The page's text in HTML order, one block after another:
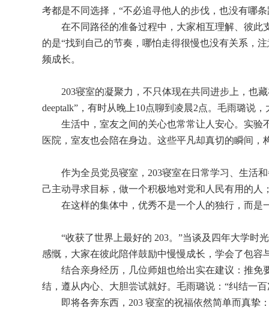
考都是不同选择，“不必追寻他人的步伐，也没有哪
在不同路径的准备过程中，大家相互理解、彼
的是“找到自己的节奏，哪怕走得很慢也没有关系，
频成长。
203寝室的凝聚力，不只体现在共同进步上，也
deeptalk”，有时从晚上10点聊到凌晨2点。毛雨璐说
生活中，室友之间的关心也常常让人安心。实
医院，室友也会陪在身边。这些平凡却真切的瞬间，
作为全员党员寝室，203寝室在日常学习、生活
己主动寻求目标，做一个积极地对党和人民有用的人
在这样的集体中，优秀不是一个人的独行，而
“收获了世界上最好的 203。”当谈及四年大学时
感慨，大家在彼此陪伴鼓励中慢慢成长，学会了包容
结合亲身经历，几位师姐也给出实在建议：推
结，遵从内心、大胆尝试就好。毛雨璐说：“纠结一
即将各奔东西，203 寝室的祝福依然简单而真挚